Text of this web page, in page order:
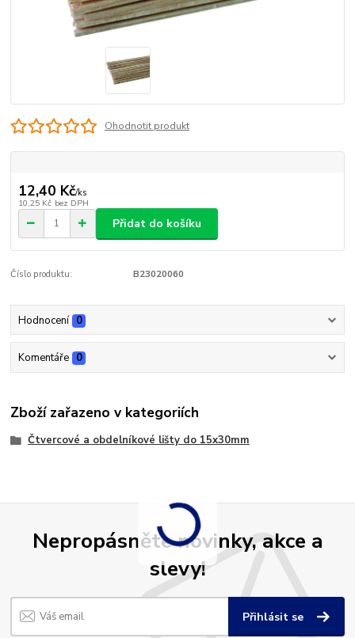
Ohodnotit produkt
12,40 Kč/ks
10,25 Kč bez DPH
Přidat do košíku
Číslo produktu: B23020060
Hodnocení 0
Komentáře 0
Zboží zařazeno v kategoriích
Čtvercové a obdelníkové lišty do 15x30mm
Nepropásněte novinky, akce a
slevy!
Přihlásit se